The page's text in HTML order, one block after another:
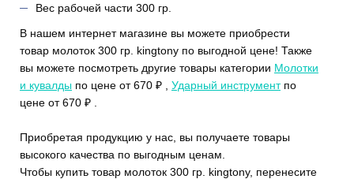
Вес рабочей части 300 гр.
В нашем интернет магазине вы можете приобрести
товар молоток 300 гр. kingtony по выгодной цене! Также
вы можете посмотреть другие товары категории Молотки
и кувалды по цене от 670 ₽ , Ударный инструментпо
цене от 670 ₽ .
Приобретая продукцию у нас, вы получаете товары
высокого качества по выгодным ценам.
Чтобы купить товар молоток 300 гр. kingtony, перенесите